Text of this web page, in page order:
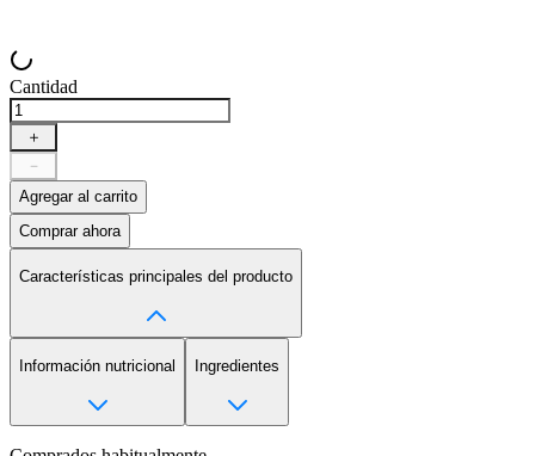
Cantidad
＋
－
Agregar al carrito
Comprar ahora
Características principales del producto
Información nutricional Ingredientes